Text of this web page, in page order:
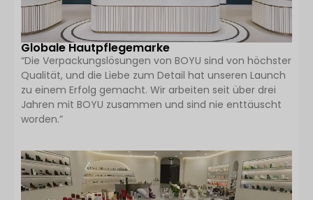
Globale Hautpflegemarke
“Die Verpackungslösungen von BOYU sind von höchster
Qualität, und die Liebe zum Detail hat unseren Launch
zu einem Erfolg gemacht. Wir arbeiten seit über drei
Jahren mit BOYU zusammen und sind nie enttäuscht
worden.”